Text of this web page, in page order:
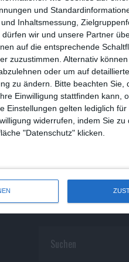
und
Inhaltsmessung,
wir und unsere Partner
auf die entsprechende
zuzustimmen. Alternativ
oder um auf
zu ändern.
Bitte beachten Sie,
Einwilligung stattfinden kann,
Einstellungen gelten lediglich
widerrufen, indem Sie zu
"Datenschutz" klicken.